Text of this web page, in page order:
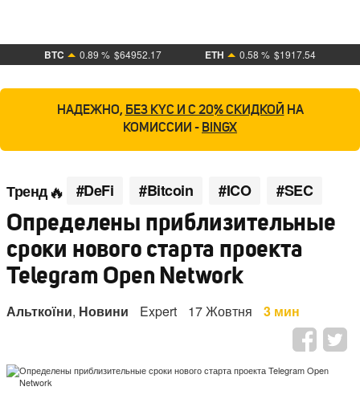
BTC 0.89 % $64952.17 ETH 0.58 % $1917.54
НАДЕЖНО, БЕЗ KYC И С 20% СКИДКОЙ НА
КОМИССИИ - BINGX
Тренд #DeFi #Bitcoin #ICO #SEC
Определены приблизительные
сроки нового старта проекта
Telegram Open Network
Альткоїни, Новини Expert 17 Жовтня 3 мин